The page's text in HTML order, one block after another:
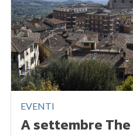
EVENTI
A settembre